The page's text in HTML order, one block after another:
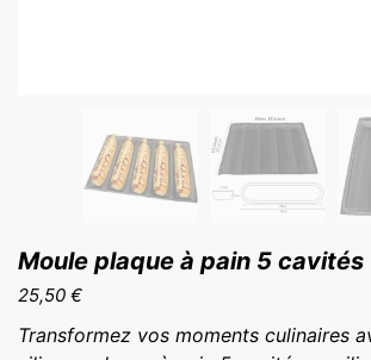
Moule plaque à pain 5 cavités
25,50 €
Transformez vos moments culinaires